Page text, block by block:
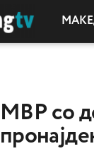
МВР со